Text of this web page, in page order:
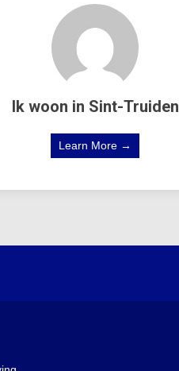
Ik woon in Sint-Truiden
Learn More →